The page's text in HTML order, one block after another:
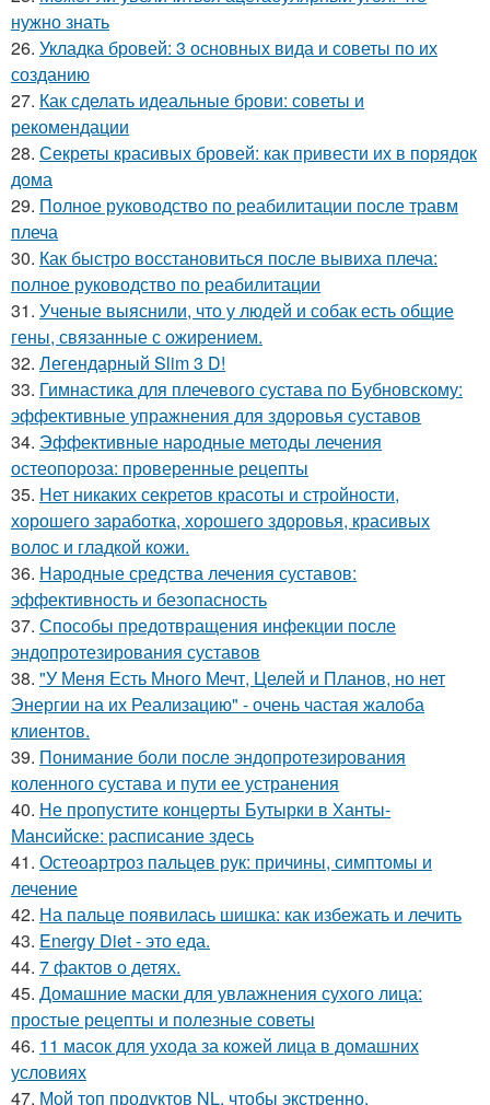
нужно знать
26. Укладка бровей: 3 основных вида и советы по их
созданию
27. Как сделать идеальные брови: советы и
рекомендации
28. Секреты красивых бровей: как привести их в порядок
дома
29. Полное руководство по реабилитации после травм
плеча
30. Как быстро восстановиться после вывиха плеча:
полное руководство по реабилитации
31. Ученые выяснили, что у людей и собак есть общие
гены, связанные с ожирением.
32. Легендарный Slim 3 D!
33. Гимнастика для плечевого сустава по Бубновскому:
эффективные упражнения для здоровья суставов
34. Эффективные народные методы лечения
остеопороза: проверенные рецепты
35. Нет никаких секретов красоты и стройности,
хорошего заработка, хорошего здоровья, красивых
волос и гладкой кожи.
36. Народные средства лечения суставов:
эффективность и безопасность
37. Способы предотвращения инфекции после
эндопротезирования суставов
38. "У Меня Есть Много Мечт, Целей и Планов, но нет
Энергии на их Реализацию" - очень частая жалоба
клиентов.
39. Понимание боли после эндопротезирования
коленного сустава и пути ее устранения
40. Не пропустите концерты Бутырки в Ханты-
Мансийске: расписание здесь
41. Остеоартроз пальцев рук: причины, симптомы и
лечение
42. На пальце появилась шишка: как избежать и лечить
43. Energy Diet - это еда.
44. 7 фактов о детях.
45. Домашние маски для увлажнения сухого лица:
простые рецепты и полезные советы
46. 11 масок для ухода за кожей лица в домашних
условиях
47. Мой топ продуктов NL, чтобы экстренно.